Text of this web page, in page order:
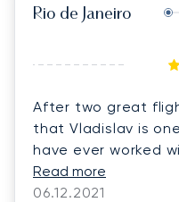
Rio de Janeiro
After two great
that Vladislav is
have ever worked
focused and with
hope we can fly
Read more
06.12.2021